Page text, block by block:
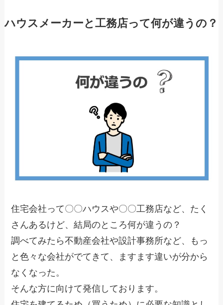
ハウスメーカーと工務店って何が違うの？
住宅会社って〇〇ハウスや〇〇工務店など、たく
さんあるけど、結局のところ何が違うの？
調べてみたら不動産会社や設計事務所など、もっ
と色々な会社がでてきて、ますます違いが分から
なくなった。
そんな方に向けて発信しております。